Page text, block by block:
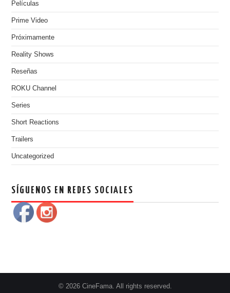
Películas
Prime Video
Próximamente
Reality Shows
Reseñas
ROKU Channel
Series
Short Reactions
Trailers
Uncategorized
SÍGUENOS EN REDES SOCIALES
© 2026 CineFama. All rights reserved.